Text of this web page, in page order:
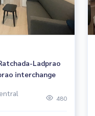
Ladprao
interchange
480